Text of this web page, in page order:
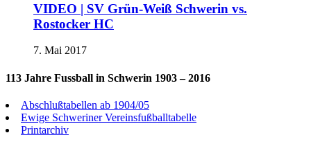
VIDEO | SV Grün-Weiß Schwerin vs.
Rostocker HC
7. Mai 2017
113 Jahre Fussball in Schwerin 1903 – 2016
Abschlußtabellen ab 1904/05
Ewige Schweriner Vereinsfußballtabelle
Printarchiv